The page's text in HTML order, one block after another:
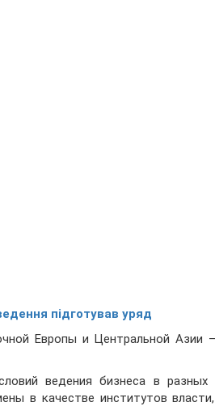
підготував уряд
Европы и Центральной Азии
ведения бизнеса в разных
в качестве институтов